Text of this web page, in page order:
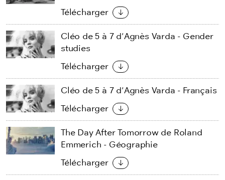
Télécharger
Cléo de 5 à 7 d'Agnès Varda - Gender
studies
Télécharger
Cléo de 5 à 7 d'Agnès Varda - Français
Télécharger
The Day After Tomorrow de Roland
Emmerich - Géographie
Télécharger